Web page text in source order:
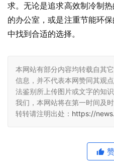
求。无论是追求高效制冷制
的办公室，或是注重节能环
中找到合适的选择。
本网站有部分内容均转载自其
信息，并不代表本网赞同其观
法鉴别所上传图片或文字的知
我们，本网站将在第一时间及
转转请注明出处： https://